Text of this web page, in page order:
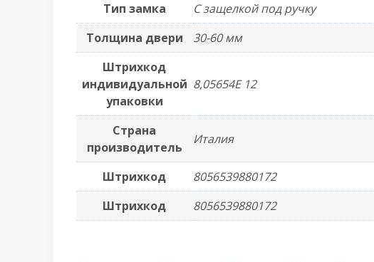
Тип замка
С защелкой под ручку
Толщина двери
30-60 мм
Штрихкод
индивидуальной
упаковки
8,05654E 12
Страна
производитель
Италия
Штрихкод
8056539880172
Штрихкод
8056539880172